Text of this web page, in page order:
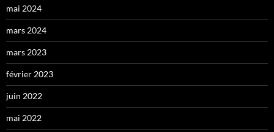
mai 2024
mars 2024
mars 2023
février 2023
juin 2022
mai 2022